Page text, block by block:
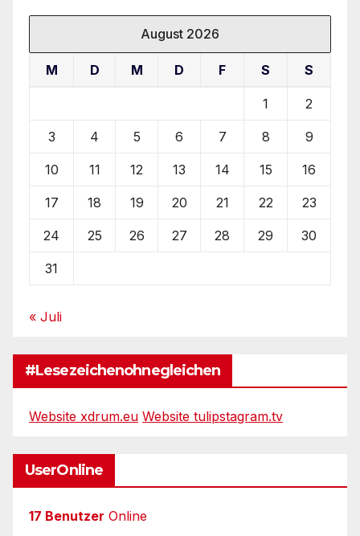
August 2026
M D M D F S S
1 2
3 4 5 6 7 8 9
10 11 12 13 14 15 16
17 18 19 20 21 22 23
24 25 26 27 28 29 30
31
« Juli
#Lesezeichenohnegleichen
Website xdrum.eu Website tulipstagram.tv
UserOnline
17 Benutzer Online